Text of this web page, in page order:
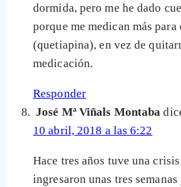
dormida, pero me he dado
porque me medican más
(quetiapina), en vez de
medicación.
Responder
José Mª Viñals Montaba
10 abril, 2018 a las 6:22
Hace tres años tuve una
ingresaron unas tres